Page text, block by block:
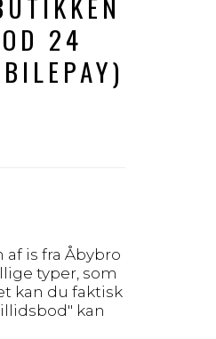
24
is fra Åbybro
typer, som
kan du faktisk
kan